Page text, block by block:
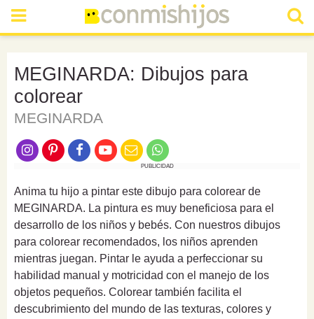
MEGINARDA: Dibujos para
colorear
MEGINARDA
PUBLICIDAD
Anima tu hijo a pintar este dibujo para colorear de
MEGINARDA. La pintura es muy beneficiosa para el
desarrollo de los niños y bebés. Con nuestros dibujos
para colorear recomendados, los niños aprenden
mientras juegan. Pintar le ayuda a perfeccionar su
habilidad manual y motricidad con el manejo de los
objetos pequeños. Colorear también facilita el
descubrimiento del mundo de las texturas, colores y